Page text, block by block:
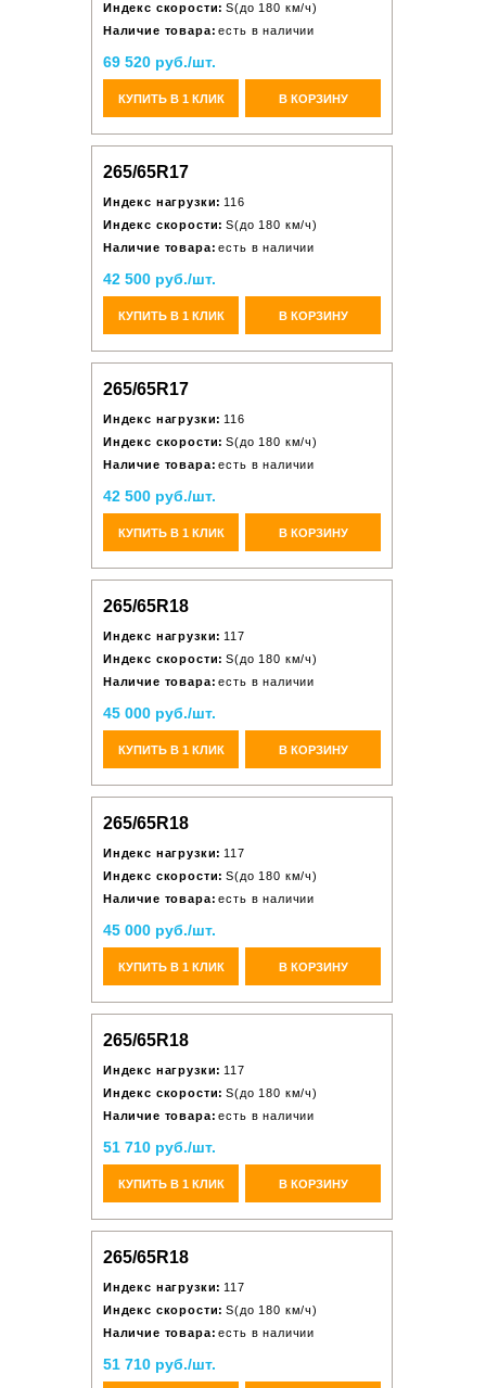
Индекс скорости: S(до 180 км/ч)
Наличие товара: есть в наличии
69 520 руб./шт.
КУПИТЬ В 1 КЛИК В КОРЗИНУ
265/65R17
Индекс нагрузки: 116
Индекс скорости: S(до 180 км/ч)
Наличие товара: есть в наличии
42 500 руб./шт.
КУПИТЬ В 1 КЛИК В КОРЗИНУ
265/65R17
Индекс нагрузки: 116
Индекс скорости: S(до 180 км/ч)
Наличие товара: есть в наличии
42 500 руб./шт.
КУПИТЬ В 1 КЛИК В КОРЗИНУ
265/65R18
Индекс нагрузки: 117
Индекс скорости: S(до 180 км/ч)
Наличие товара: есть в наличии
45 000 руб./шт.
КУПИТЬ В 1 КЛИК В КОРЗИНУ
265/65R18
Индекс нагрузки: 117
Индекс скорости: S(до 180 км/ч)
Наличие товара: есть в наличии
45 000 руб./шт.
КУПИТЬ В 1 КЛИК В КОРЗИНУ
265/65R18
Индекс нагрузки: 117
Индекс скорости: S(до 180 км/ч)
Наличие товара: есть в наличии
51 710 руб./шт.
КУПИТЬ В 1 КЛИК В КОРЗИНУ
265/65R18
Индекс нагрузки: 117
Индекс скорости: S(до 180 км/ч)
Наличие товара: есть в наличии
51 710 руб./шт.